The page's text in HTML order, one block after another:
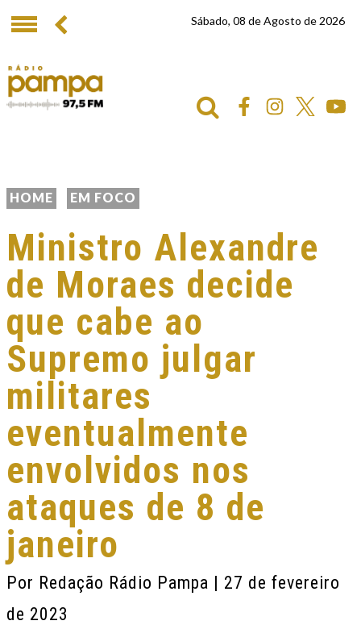
Sábado, 08 de Agosto de 2026
HOME EM FOCO
Ministro Alexandre
de Moraes decide
que cabe ao
Supremo julgar
militares
eventualmente
envolvidos nos
ataques de 8 de
janeiro
Por Redação Rádio Pampa | 27 de fevereiro
de 2023